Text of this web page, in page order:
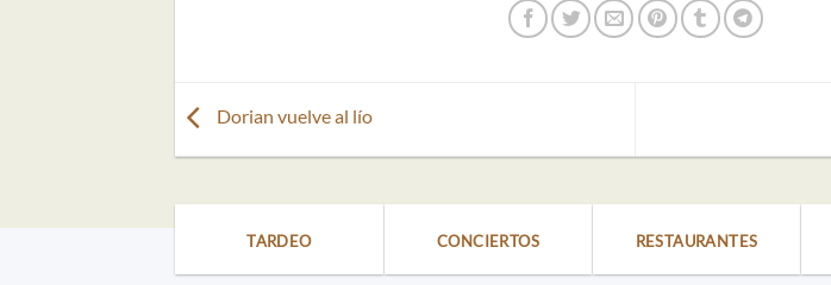
Dorian vuelve al lío
TARDEO CONCIERTOS RESTAURANTES